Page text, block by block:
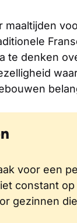
maaltijden
te denken
voor een
constant
gezinnen